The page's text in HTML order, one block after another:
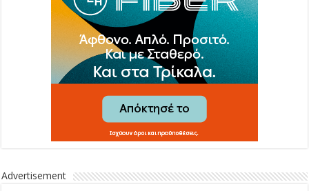
Advertisement